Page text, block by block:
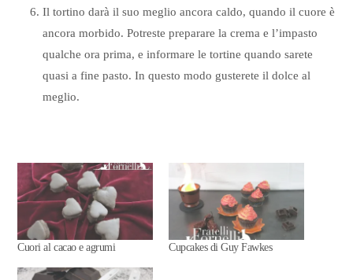
Il tortino darà il suo meglio ancora caldo, quando il cuore è
ancora morbido. Potreste preparare la crema e l’impasto
qualche ora prima, e informare le tortine quando sarete
quasi a fine pasto. In questo modo gusterete il dolce al
meglio.
Cuori al cacao e agrumi Cupcakes di Guy Fawkes